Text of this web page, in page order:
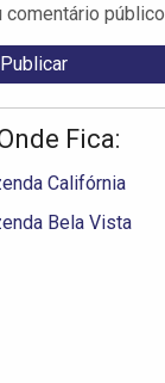
comentário público
Fica:
Califórnia
Bela Vista